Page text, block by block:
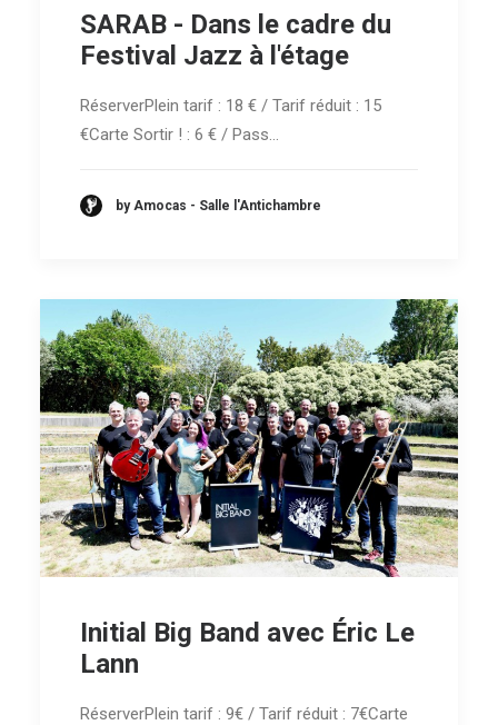
SARAB - Dans le cadre du
Festival Jazz à l'étage
RéserverPlein tarif : 18 € / Tarif réduit : 15
€Carte Sortir ! : 6 € / Pass…
by Amocas - Salle l'Antichambre
Initial Big Band avec Éric Le
Lann
RéserverPlein tarif : 9€ / Tarif réduit : 7€Carte